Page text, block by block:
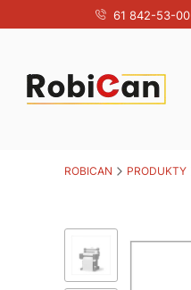
61 842-53-00
ROBICAN PRODUKTY